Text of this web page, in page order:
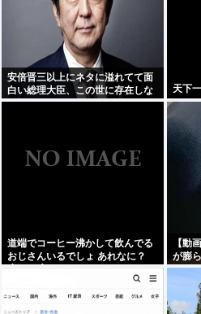
安倍晋三以上にネタに溢れてて面
白い総理大臣、この世に存在しな
い説www
天下
道端でコーヒー沸かして飲んでる
おじさんいるでしょ あれなに？
【動
が膨